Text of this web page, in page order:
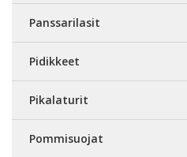
Panssarilasit
Pidikkeet
Pikalaturit
Pommisuojat